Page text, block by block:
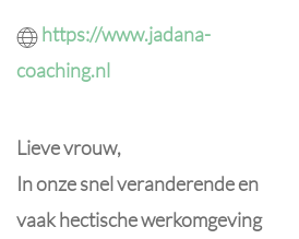
https://www.jadana-
coaching.nl
Lieve vrouw,
In onze snel veranderende en
vaak hectische werkomgeving